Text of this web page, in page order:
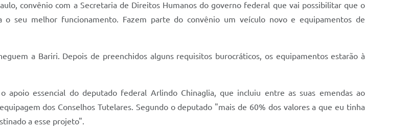
convênio com a Secretaria de Direitos Humanos do governo federal que vai possibilitar que o
o seu melhor funcionamento. Fazem parte do convênio um veículo novo e equipamentos de
a Bariri. Depois de preenchidos alguns requisitos burocráticos, os equipamentos estarão à
apoio essencial do deputado federal Arlindo Chinaglia, que incluiu entre as suas emendas ao
dos Conselhos Tutelares. Segundo o deputado "mais de 60% dos valores a que eu tinha
a esse projeto".